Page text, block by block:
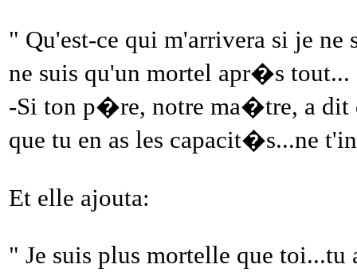
" Qu'est-ce qui m'arrivera si je ne
ne suis qu'un mortel apr�s tout...
-Si ton p�re, notre ma�tre, a dit
que tu en as les capacit�s...ne
Et elle ajouta:
" Je suis plus mortelle que